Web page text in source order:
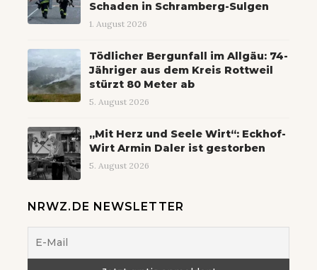
Schaden in Schramberg-Sulgen
1. August 2026
Tödlicher Bergunfall im Allgäu: 74-
Jähriger aus dem Kreis Rottweil
stürzt 80 Meter ab
5. August 2026
„Mit Herz und Seele Wirt“: Eckhof-
Wirt Armin Daler ist gestorben
5. August 2026
NRWZ.DE NEWSLETTER